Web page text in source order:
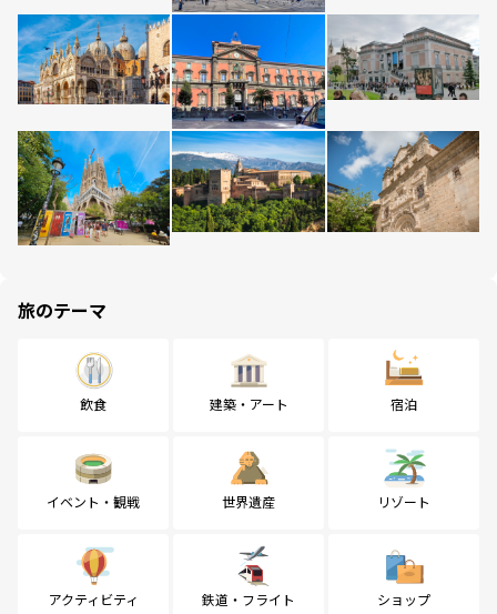
旅のテーマ
飲食 建築・アート 宿泊
イベント・観戦 世界遺産 リゾート
アクティビティ 鉄道・フライト ショップ